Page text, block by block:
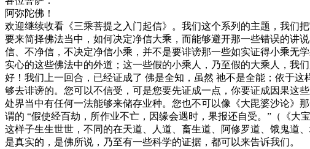
阿弥陀佛！
欢迎继续收看《三乘菩提之入门起信》。我们这个系列的主题，我们
要来简择佛法当中，如何决定净信大乘，而能够避开那一些错误的讲
信、不净信，不决定净信小乘，并不是要诽谤那一些如实证得小乘无
实心的这些佛法中的外道；这一些假的小乘人，乃至假的大乘人，我
好！我们上一回合，已经证成了 佛是全知，虽然 祂不是全能；依于
够去诽谤的。您可以不信受，可是您要先证成一点，你要证成因果这
处界当中有任何一法能够来储存业种。您也不可以像《大毘婆沙论》
谓的 “假使经百劫，所作业不亡，因缘会遇时，果报还自受。”（《
这样子生生世世，不同的在天道、人道、畜生道、阿修罗道、饿鬼道
是真实的，是佛所说，乃至有一些科学的证据，都可以来告诉我们。